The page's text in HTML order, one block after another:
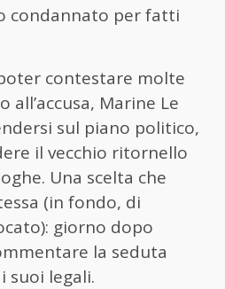
condannato per fatti
contestare molte
all’accusa, Marine Le
sul piano politico,
il vecchio ritornello
Una scelta che
(in fondo, di
giorno dopo
la seduta
suoi legali.